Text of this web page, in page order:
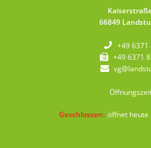
66849
+49 6371
+49 6371
Klicken, um weitere
Geschlossen: öffnet heute